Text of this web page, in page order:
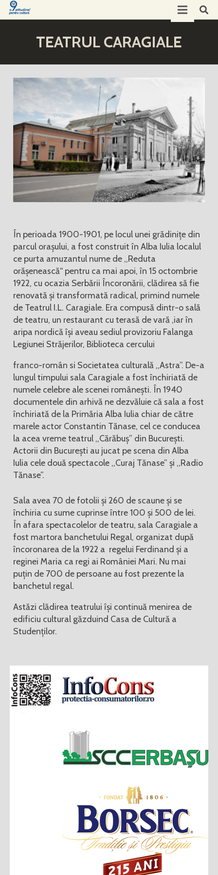
TEATRUL CARAGIALE
În perioada 1900-1901, pe locul unei grădinițe din
parcul orașului, a fost construit în Alba Iulia localul
ce purta amuzantul nume de ,,Reduta
orășenească“ pentru ca mai apoi, în 15 octombrie
1922, cu ocazia Serbării Încoronării, clădirea să fie
renovată și transformată radical, primind numele
de Teatrul I.L. Caragiale. Era compusă dintr-o sală
de teatru, un restaurant cu terasă de vară ,iar în
aripa nordică își aveau sediul provizoriu Falanga
Legiunei Străjerilor, Biblioteca cercului
franco-român si Societatea culturală ,,Astra”. De-a
lungul timpului sala Caragiale a fost închiriată de
numele celebre ale scenei românești. În 1940
documentele din arhivă ne dezvăluie că sala a fost
închiriată de la Primăria Alba Iulia chiar de către
marele actor Constantin Tănase, cel ce conducea
la acea vreme teatrul ,,Cărăbuș” din București.
Actorii din București au jucat pe scena din Alba
Iulia cele două spectacole ,,Curaj Tănase” și ,,Radio
Tănase”.
Sala avea 70 de fotolii și 260 de scaune și se
închiria cu sume cuprinse între 100 și 500 de lei.
În afara spectacolelor de teatru, sala Caragiale a
fost martora banchetului Regal, organizat după
încoronarea de la 1922 a regelui Ferdinand și a
reginei Maria ca regi ai României Mari. Nu mai
puțin de 700 de persoane au fost prezente la
banchetul regal.
Astăzi clădirea teatrului își continuă menirea de
edificiu cultural găzduind Casa de Cultură a
Studenților.